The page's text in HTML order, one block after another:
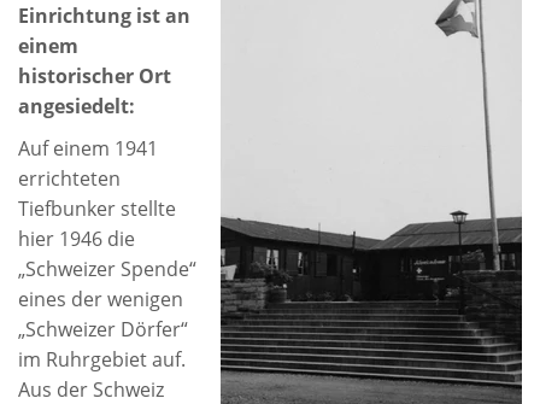
Einrichtung ist an
einem
historischer Ort
angesiedelt:
Auf einem 1941
errichteten
Tiefbunker stellte
hier 1946 die
„Schweizer Spende“
eines der wenigen
„Schweizer Dörfer“
im Ruhrgebiet auf.
Aus der Schweiz